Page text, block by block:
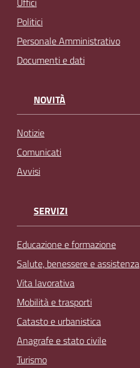
Politici
Personale Amministrativo
Documenti e dati
NOVITÀ
Notizie
Comunicati
Avvisi
SERVIZI
Educazione e formazione
Salute, benessere e assistenza
Vita lavorativa
Mobilità e trasporti
Catasto e urbanistica
Anagrafe e stato civile
Turismo